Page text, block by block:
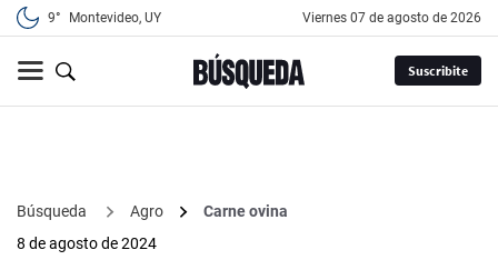
9° Montevideo, UY viernes 07 de agosto de 2026
Suscribite
Búsqueda Agro
Carne ovina
8 de agosto de 2024